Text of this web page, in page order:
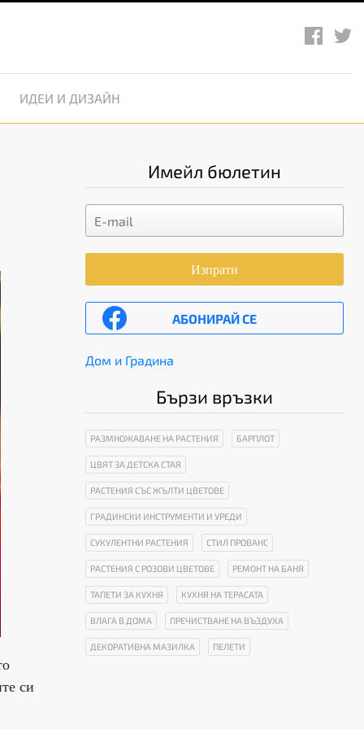
ИДЕИ И ДИЗАЙН
си
Имейл бюлетин
Изпрати
АБОНИРАЙ СЕ
Дом и Градина
Бързи връзки
РАЗМНОЖАВАНЕ НА РАСТЕНИЯ БАРПЛОТ
ЦВЯТ ЗА ДЕТСКА СТАЯ
РАСТЕНИЯ СЪС ЖЪЛТИ ЦВЕТОВЕ
ГРАДИНСКИ ИНСТРУМЕНТИ И УРЕДИ
СУКУЛЕНТНИ РАСТЕНИЯ СТИЛ ПРОВАНС
РАСТЕНИЯ С РОЗОВИ ЦВЕТОВЕ РЕМОНТ НА БАНЯ
ТАПЕТИ ЗА КУХНЯ КУХНЯ НА ТЕРАСАТА
ВЛАГА В ДОМА ПРЕЧИСТВАНЕ НА ВЪЗДУХА
ДЕКОРАТИВНА МАЗИЛКА ПЕЛЕТИ